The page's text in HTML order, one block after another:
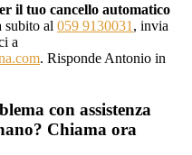
il tuo cancello automatico
subito al 059 9130031 , invia
a
. Risponde Antonio in
con assistenza
Chiama ora